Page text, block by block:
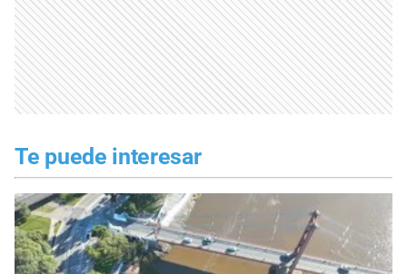
Te puede interesar